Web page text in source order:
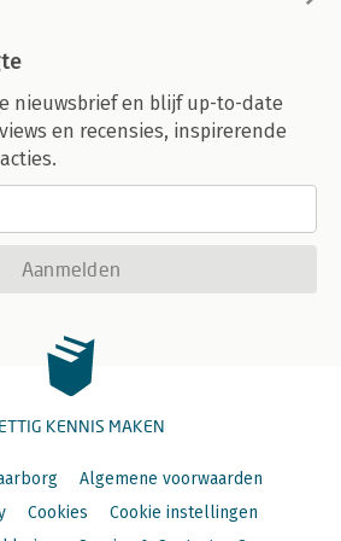
verzekering / 105
nieuwsbrief en blijf up-to-date
en recensies, inspirerende
Aanmelden
KENNIS MAKEN
Algemene voorwaarden
Cookies
Cookie instellingen